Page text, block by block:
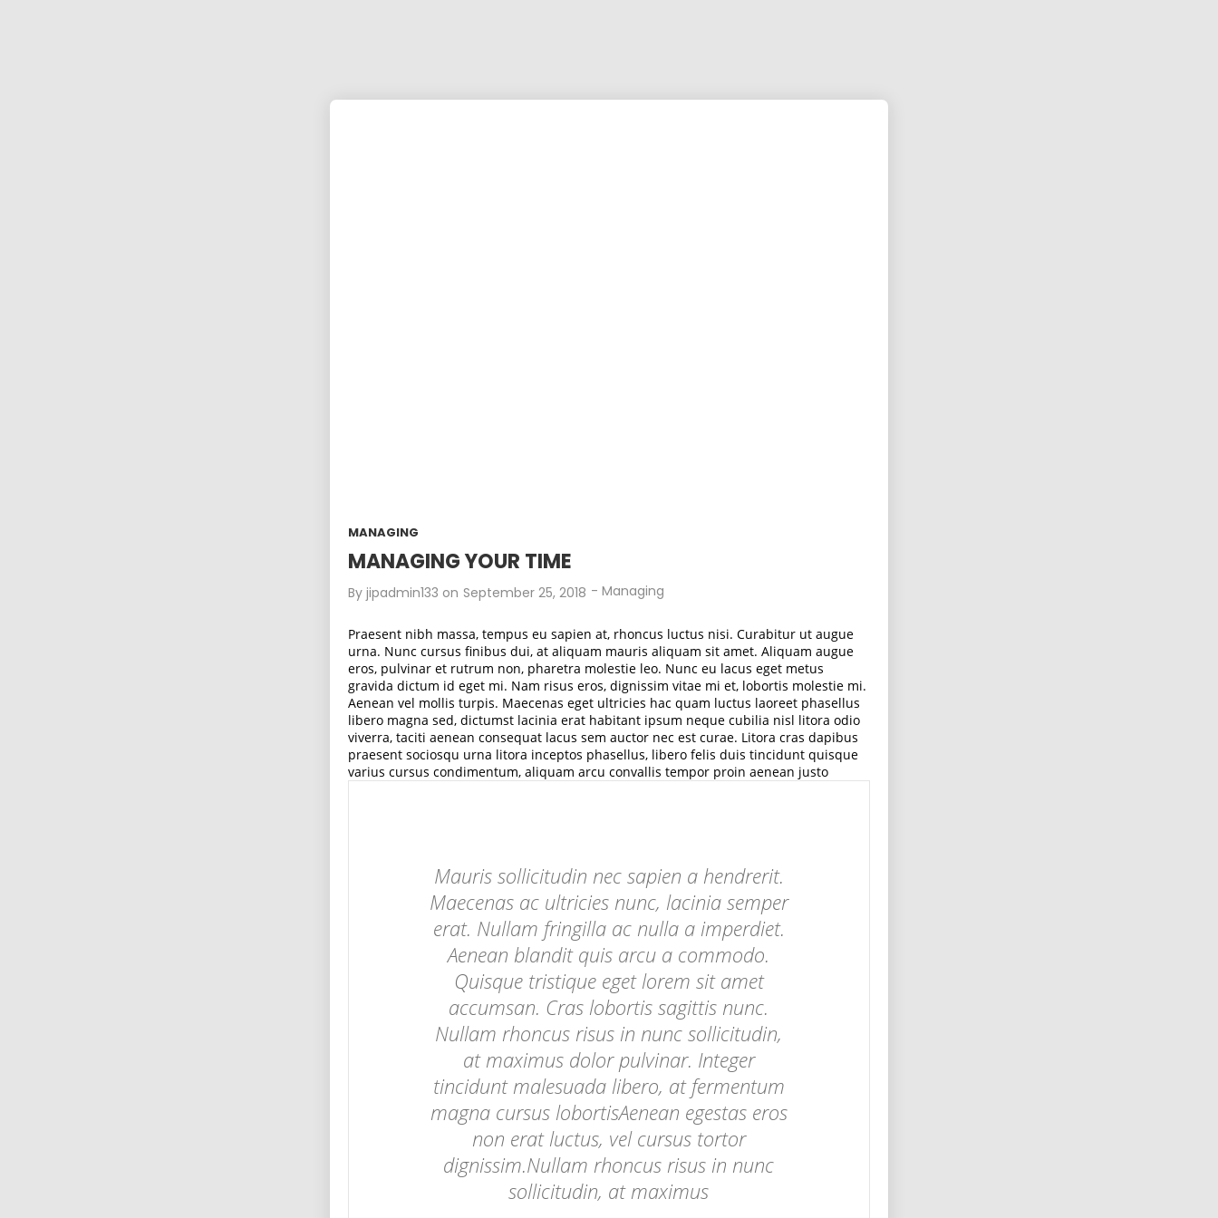
MANAGING
MANAGING YOUR TIME
By jipadmin133 on September 25, 2018 - Managing
Praesent nibh massa, tempus eu sapien at, rhoncus luctus nisi. Curabitur ut augue
urna. Nunc cursus finibus dui, at aliquam mauris aliquam sit amet. Aliquam augue
eros, pulvinar et rutrum non, pharetra molestie leo. Nunc eu lacus eget metus
gravida dictum id eget mi. Nam risus eros, dignissim vitae mi et, lobortis molestie mi.
Aenean vel mollis turpis. Maecenas eget ultricies hac quam luctus laoreet phasellus
libero magna sed, dictumst lacinia erat habitant ipsum neque cubilia nisl litora odio
viverra, taciti aenean consequat lacus sem auctor nec est curae. Litora cras dapibus
praesent sociosqu urna litora inceptos phasellus, libero felis duis tincidunt quisque
varius cursus condimentum, aliquam arcu convallis tempor proin aenean justo
Mauris sollicitudin nec sapien a hendrerit.
Maecenas ac ultricies nunc, lacinia semper
erat. Nullam fringilla ac nulla a imperdiet.
Aenean blandit quis arcu a commodo.
Quisque tristique eget lorem sit amet
accumsan. Cras lobortis sagittis nunc.
Nullam rhoncus risus in nunc sollicitudin,
at maximus dolor pulvinar. Integer
tincidunt malesuada libero, at fermentum
magna cursus lobortisAenean egestas eros
non erat luctus, vel cursus tortor
dignissim.Nullam rhoncus risus in nunc
sollicitudin, at maximus